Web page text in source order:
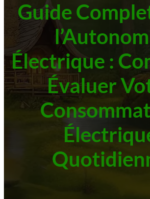
Guide
Électrique :
Évaluer